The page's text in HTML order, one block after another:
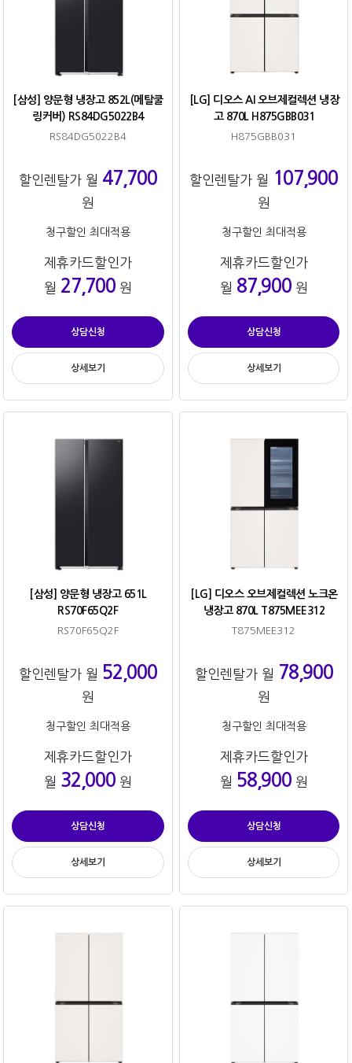
[삼성] 양문형 냉장고 852L(메탈쿨
링커버) RS84DG5022B4
RS84DG5022B4
할인렌탈가 월 47,700
원
청구할인 최대적용
제휴카드할인가
월 27,700원
상담신청
상세보기
[LG] 디오스 AI 오브제컬렉션 냉장
고 870L H875GBB031
H875GBB031
할인렌탈가 월 107,900
원
청구할인 최대적용
제휴카드할인가
월 87,900원
상담신청
상세보기
[삼성] 양문형 냉장고 651L
RS70F65Q2F
RS70F65Q2F
할인렌탈가 월 52,000
원
청구할인 최대적용
제휴카드할인가
월 32,000원
상담신청
상세보기
[LG] 디오스 오브제컬렉션 노크온
냉장고 870L T875MEE312
T875MEE312
할인렌탈가 월 78,900
원
청구할인 최대적용
제휴카드할인가
월 58,900원
상담신청
상세보기